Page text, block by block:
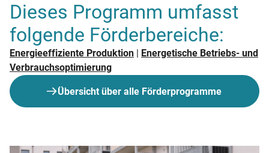
Dieses Programm umfasst
folgende Förderbereiche:
Energieeffiziente Produktion | Energetische Betriebs- und
Verbrauchsoptimierung
Übersicht über alle Förderprogramme